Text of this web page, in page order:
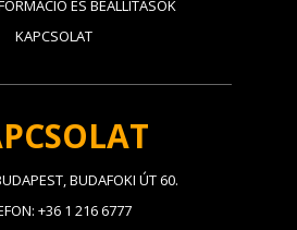
ÉS BEÁLLÍTÁSOK
KAPCSOLAT
BUDAFOKI ÚT 60.
+36 1 216 6777